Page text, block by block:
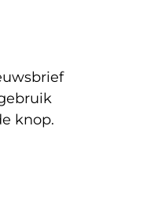
knop.